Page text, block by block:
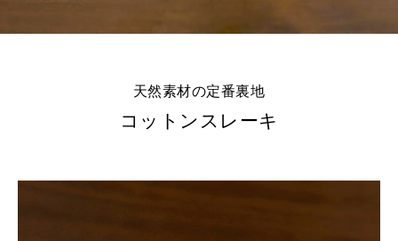
天然素材の定番裏地
コットンスレーキ